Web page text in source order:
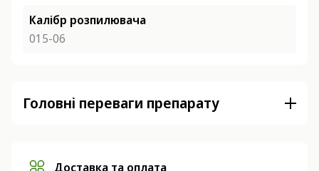
Калібр розпилювача
015-06
Головні переваги препарату
Доставка та оплата